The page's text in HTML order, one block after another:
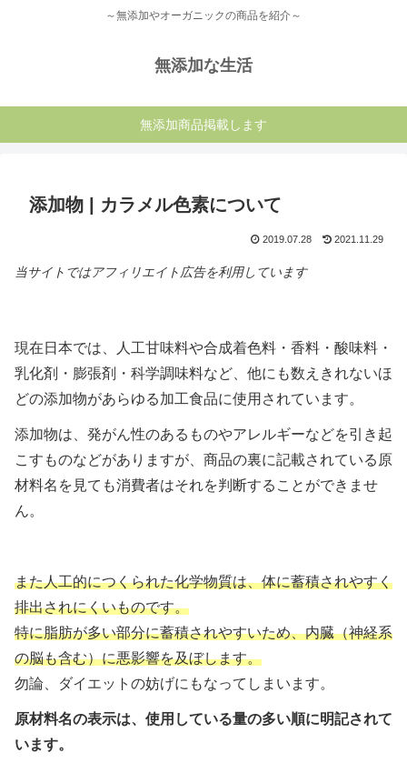
～無添加やオーガニックの商品を紹介～
無添加な生活
無添加商品掲載します
添加物 | カラメル色素について
2019.07.28 2021.11.29
当サイトではアフィリエイト広告を利用しています
現在日本では、人工甘味料や合成着色料・香料・酸味料・
乳化剤・膨張剤・科学調味料など、他にも数えきれないほ
どの添加物があらゆる加工食品に使用されています。
添加物は、発がん性のあるものやアレルギーなどを引き起
こすものなどがありますが、商品の裏に記載されている原
材料名を見ても消費者はそれを判断することができませ
ん。
また人工的につくられた化学物質は、体に蓄積されやすく
排出されにくいものです。
特に脂肪が多い部分に蓄積されやすいため、内臓（神経系
の脳も含む）に悪影響を及ぼします。
勿論、ダイエットの妨げにもなってしまいます。
原材料名の表示は、使用している量の多い順に明記されて
います。